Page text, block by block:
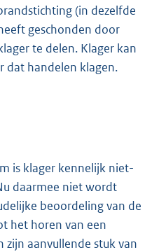
(in dezelfde
geschonden door
te delen. Klager kan
dat handelen klagen.
is klager kennelijk niet-
daarmee niet wordt
beoordeling van de
het horen van een
zijn aanvullende stuk van